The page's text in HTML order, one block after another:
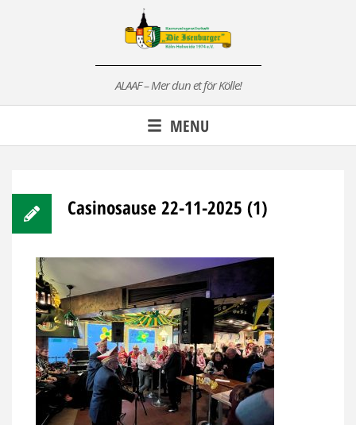
ALAAF – Mer dun et för Kölle!
MENU
Casinosause 22-11-2025 (1)